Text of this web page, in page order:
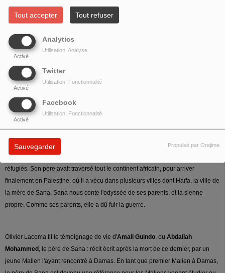
Tout accepter Tout refuser
Analytics
Activé
Utilisation: Analyse
Twitter
Activé
Utilisation: Fonctionnalité
Facebook
Activé
Utilisation: Fonctionnalité
Sauvegarder Propulsé par Orejime
Sana Mohammed
le 93, et réfugiée syrienne depuis 2012. Passée d'abord par le Liban, elle est
Palestinienne et d'un Malien, tous deux ayant connu la Nakba en Palestine en
1948, ils ont dû fuir le pays et se sont rencontrés à Damas, où ils étaient
réfugiés. Son père avait traversé tout le continent africain, pour arriver
finalement en Palestine, où il a vécu dans plusieurs villes dont Haïfa, la ville de
la mère de Sana. Sana nous conte l'odyssée de ses parents, et la sienne
propre. Comme ses parents, elle a dû fuir la guerre.
Olivier Lacoma lit le témoignage de vie d'Amali Guindo, ou Abdallah
Mohammed , le père de Sana : récit écrit après la mort de ce dernier, par un
jeune Malien l'ayant rencontré à Damas. En tant que premier Malien à Damas,